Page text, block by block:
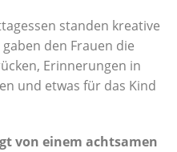
standen kreative
den Frauen die
Erinnerungen in
und etwas für das Kind
von einem achtsamen